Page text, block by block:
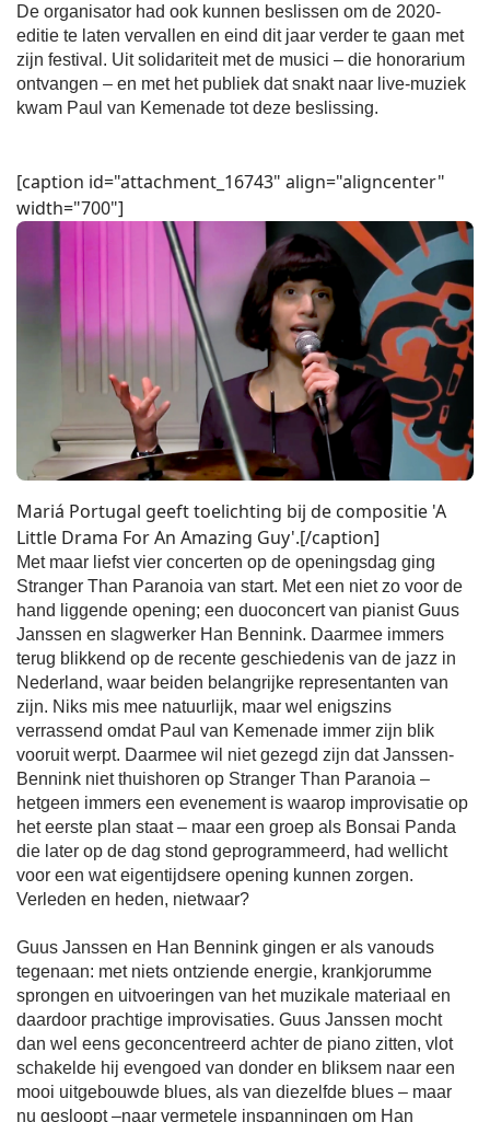
De organisator had ook kunnen beslissen om de 2020-
editie te laten vervallen en eind dit jaar verder te gaan met
zijn festival. Uit solidariteit met de musici – die honorarium
ontvangen – en met het publiek dat snakt naar live-muziek
kwam Paul van Kemenade tot deze beslissing.
[caption id="attachment_16743" align="aligncenter"
width="700"]
Mariá Portugal geeft toelichting bij de compositie 'A
Little Drama For An Amazing Guy'.[/caption]
Met maar liefst vier concerten op de openingsdag ging
Stranger Than Paranoia van start. Met een niet zo voor de
hand liggende opening; een duoconcert van pianist Guus
Janssen en slagwerker Han Bennink. Daarmee immers
terug blikkend op de recente geschiedenis van de jazz in
Nederland, waar beiden belangrijke representanten van
zijn. Niks mis mee natuurlijk, maar wel enigszins
verrassend omdat Paul van Kemenade immer zijn blik
vooruit werpt. Daarmee wil niet gezegd zijn dat Janssen-
Bennink niet thuishoren op Stranger Than Paranoia –
hetgeen immers een evenement is waarop improvisatie op
het eerste plan staat – maar een groep als Bonsai Panda
die later op de dag stond geprogrammeerd, had wellicht
voor een wat eigentijdsere opening kunnen zorgen.
Verleden en heden, nietwaar?
Guus Janssen en Han Bennink gingen er als vanouds
tegenaan: met niets ontziende energie, krankjorumme
sprongen en uitvoeringen van het muzikale materiaal en
daardoor prachtige improvisaties. Guus Janssen mocht
dan wel eens geconcentreerd achter de piano zitten, vlot
schakelde hij evengoed van donder en bliksem naar een
mooi uitgebouwde blues, als van diezelfde blues – maar
nu gesloopt –naar vermetele inspanningen om Han